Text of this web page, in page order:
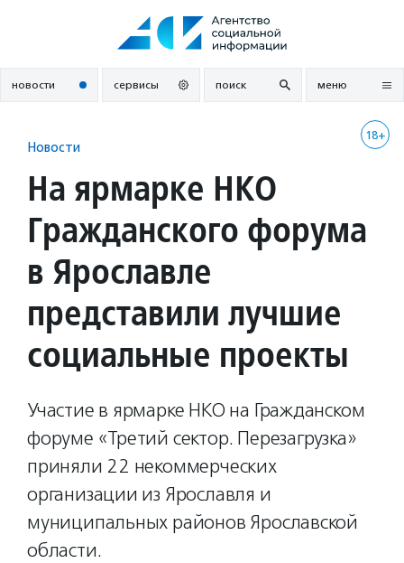
новости сервисы поиск меню
18+
Новости
На ярмарке НКО
Гражданского форума
в Ярославле
представили лучшие
социальные проекты
Участие в ярмарке НКО на Гражданском
форуме «Третий сектор. Перезагрузка»
приняли 22 некоммерческих
организации из Ярославля и
муниципальных районов Ярославской
области.